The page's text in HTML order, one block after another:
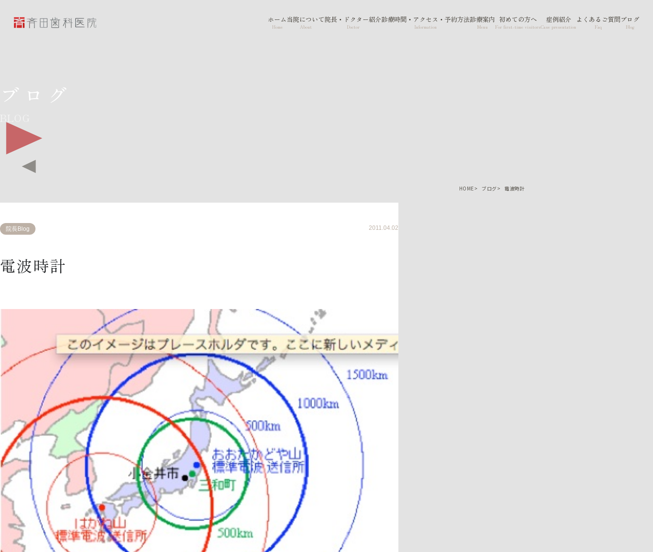
斉田歯科医院
ホーム
Home
当院について
About
院長・ドクター紹介
Doctor
診療時間・アクセス・予約方法
Information
診療案内
Menu
初めての方へ
For first-time visitors
症例紹介
Case presentation
よくあるご質問
Faq
ブログ
Blog
ブログ
HOME ブログ 電波時計
院長Blog 2011.04.02
電波時計